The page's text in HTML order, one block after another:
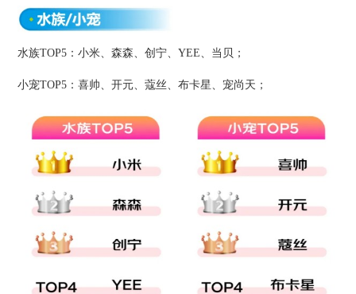
水族TOP5：小米、森森、创宁、YEE、当贝；
小宠TOP5：喜帅、开元、蔻丝、布卡星、宠尚天；